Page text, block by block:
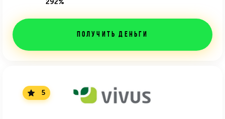
292%
Получить деньги
5